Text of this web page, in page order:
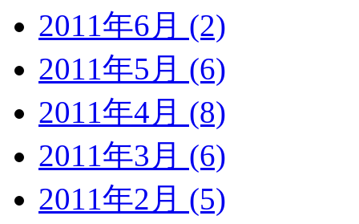
2011年6月 (2)
2011年5月 (6)
2011年4月 (8)
2011年3月 (6)
2011年2月 (5)